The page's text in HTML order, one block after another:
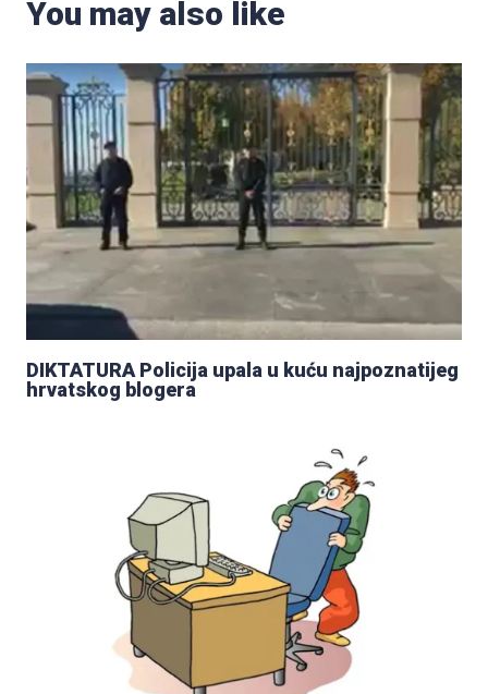
You may also like
DIKTATURA Policija upala u kuću najpoznatijeg
hrvatskog blogera